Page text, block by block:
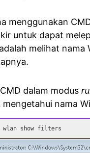
menggunakan
untuk dapat
melihat nama
dalam modus
mengetahui nama
wlan show filters